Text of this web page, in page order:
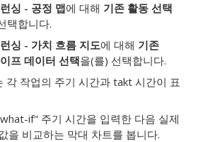
싱 - 공정 맵에 대해 기존 활동 선택
택합니다.
싱 - 가치 흐름 지도에 대해 기존
프 데이터 선택을(를) 선택합니다.
각 작업의 주기 시간과 takt 시간이 표
if" 주기 시간을 입력한 다음 실제
을 비교하는 막대 차트를 봅니다.